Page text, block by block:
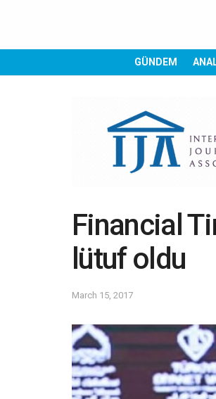
GÜNDEM
Financial
lütuf oldu
March 15, 2017